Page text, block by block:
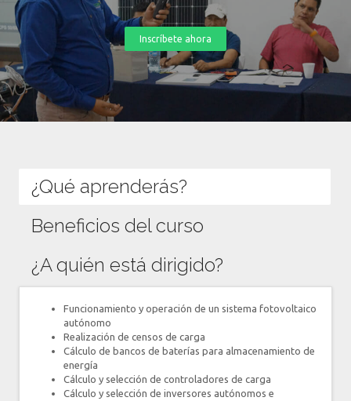
Inscríbete ahora
¿Qué aprenderás?
Beneficios del curso
¿A quién está dirigido?
Funcionamiento y operación de un sistema fotovoltaico
autónomo
Realización de censos de carga
Cálculo de bancos de baterías para almacenamiento de
energía
Cálculo y selección de controladores de carga
Cálculo y selección de inversores autónomos e